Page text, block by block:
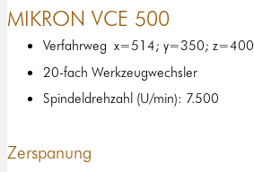
MIKRON VCE 500
Verfahrweg x=514; y=350; z=400
20-fach Werkzeugwechsler
Spindeldrehzahl (U/min): 7.500
Zerspanung